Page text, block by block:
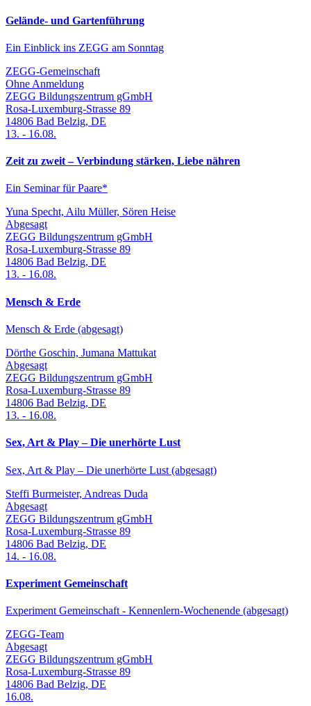
Gelände- und Gartenführung
Ein Einblick ins ZEGG am Sonntag
ZEGG-Gemeinschaft
Ohne Anmeldung
ZEGG Bildungszentrum gGmbH
Rosa-Luxemburg-Strasse 89
14806 Bad Belzig, DE
13. - 16.08.
Zeit zu zweit – Verbindung stärken, Liebe nähren
Ein Seminar für Paare*
Yuna Specht, Ailu Müller, Sören Heise
Abgesagt
ZEGG Bildungszentrum gGmbH
Rosa-Luxemburg-Strasse 89
14806 Bad Belzig, DE
13. - 16.08.
Mensch & Erde
Mensch & Erde (abgesagt)
Dörthe Goschin, Jumana Mattukat
Abgesagt
ZEGG Bildungszentrum gGmbH
Rosa-Luxemburg-Strasse 89
14806 Bad Belzig, DE
13. - 16.08.
Sex, Art & Play – Die unerhörte Lust
Sex, Art & Play – Die unerhörte Lust (abgesagt)
Steffi Burmeister, Andreas Duda
Abgesagt
ZEGG Bildungszentrum gGmbH
Rosa-Luxemburg-Strasse 89
14806 Bad Belzig, DE
14. - 16.08.
Experiment Gemeinschaft
Experiment Gemeinschaft - Kennenlern-Wochenende (abgesagt)
ZEGG-Team
Abgesagt
ZEGG Bildungszentrum gGmbH
Rosa-Luxemburg-Strasse 89
14806 Bad Belzig, DE
16.08.